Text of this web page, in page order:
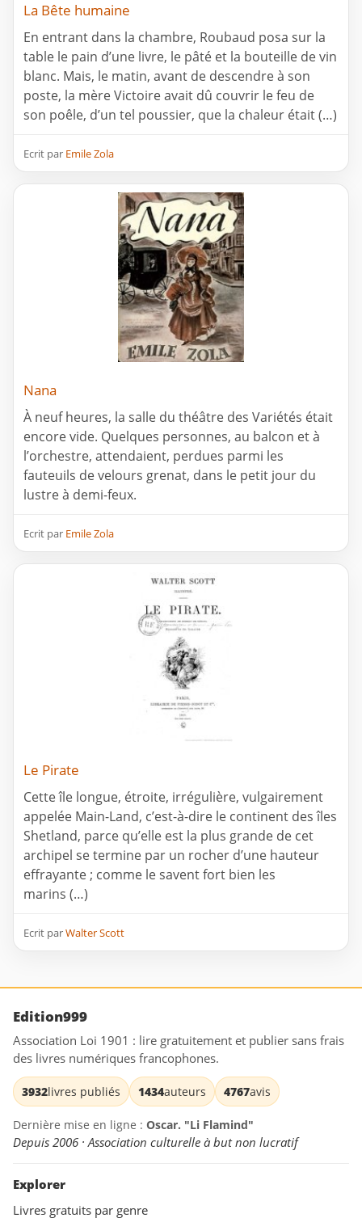
La Bête humaine
En entrant dans la chambre, Roubaud posa sur la
table le pain d’une livre, le pâté et la bouteille de vin
blanc. Mais, le matin, avant de descendre à son
poste, la mère Victoire avait dû couvrir le feu de
son poêle, d’un tel poussier, que la chaleur était (…)
Ecrit par Emile Zola
Nana
À neuf heures, la salle du théâtre des Variétés était
encore vide. Quelques personnes, au balcon et à
l’orchestre, attendaient, perdues parmi les
fauteuils de velours grenat, dans le petit jour du
lustre à demi-feux.
Ecrit par Emile Zola
Le Pirate
Cette île longue, étroite, irrégulière, vulgairement
appelée Main-Land, c’est-à-dire le continent des îles
Shetland, parce qu’elle est la plus grande de cet
archipel se termine par un rocher d’une hauteur
effrayante ; comme le savent fort bien les
marins (…)
Ecrit parWalter Scott
Edition999
Association Loi 1901 : lire gratuitement et publier sans frais
des livres numériques francophones.
3932livres publiés 1434auteurs 4767avis
Dernière mise en ligne : Oscar. "Li Flamind"
Depuis 2006 · Association culturelle à but non lucratif
Explorer
Livres gratuits par genre